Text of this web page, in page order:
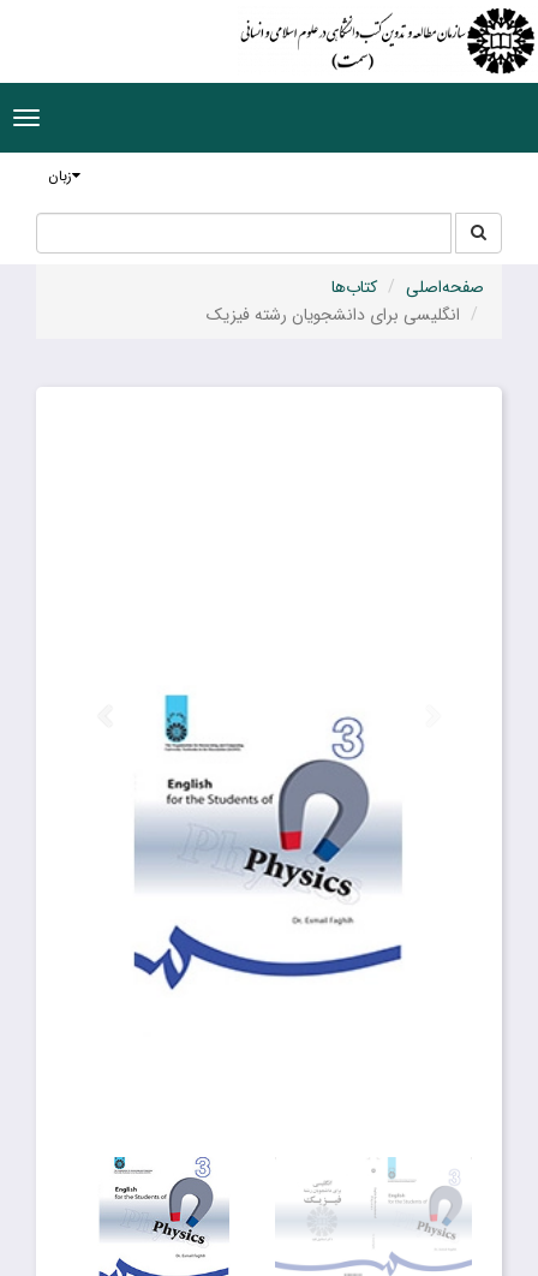
زبان
جستجو
در
سایت
صفحه‌اصلی
کتاب‌ها
انگلیسی برای دانشجویان رشته فیزیک